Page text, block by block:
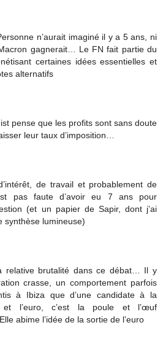
n’aurait imaginé il y a 5 ans, ni
gagnerait… Le FN fait partie du
certaines idées essentielles et
alternatifs
pense que les profits sont sans doute
leur taux d’imposition…
de travail et probablement de
pas faute d’avoir eu 7 ans pour
(et un papier de Sapir, dont j’ai
synthèse lumineuse)
relative brutalité dans ce débat… Il y
crasse, un comportement parfois
à Ibiza que d’une candidate à la
et l’euro, c’est la poule et l’œuf
abime l’idée de la sortie de l’euro